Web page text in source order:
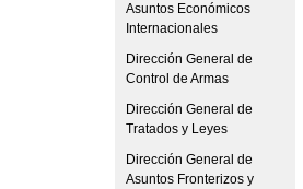
Asuntos Económicos
Internacionales
Dirección General de
Control de Armas
Dirección General de
Tratados y Leyes
Dirección General de
Asuntos Fronterizos y